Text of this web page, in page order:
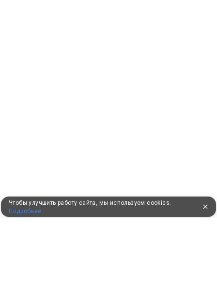
Чтобы улучшить работу сайта, мы используем cookies.
Подробнее